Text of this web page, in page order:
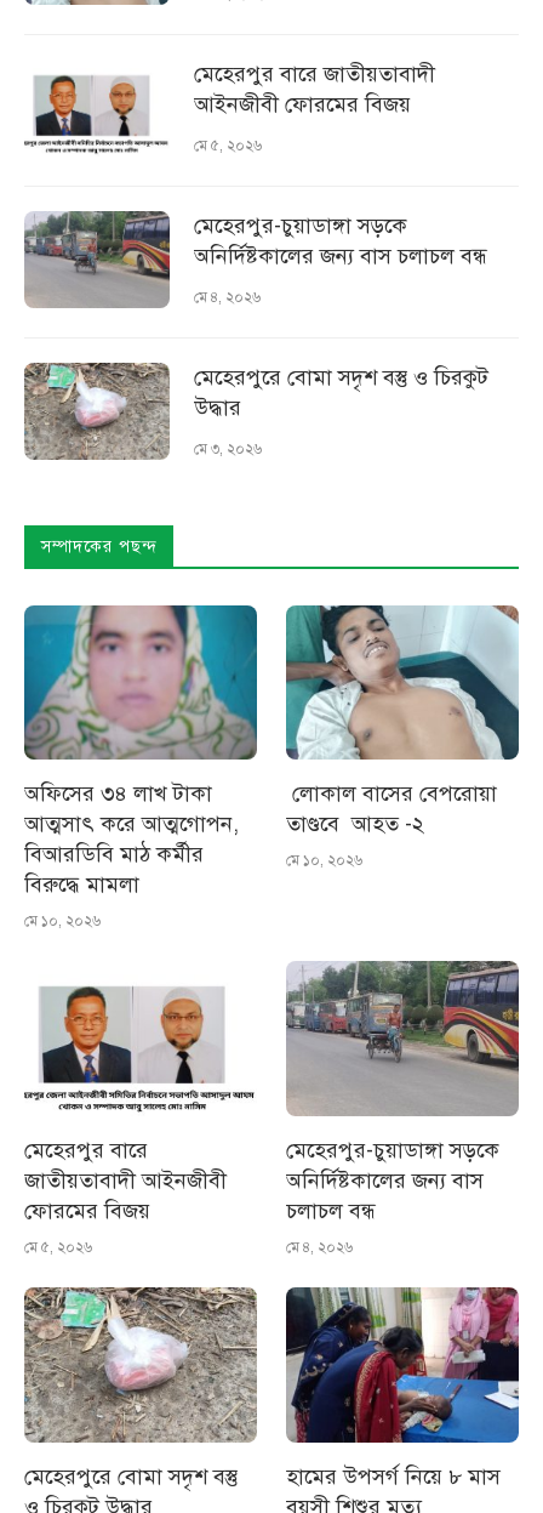
মেহেরপুর বারে জাতীয়তাবাদী
আইনজীবী ফোরমের বিজয়
মে ৫, ২০২৬
মেহেরপুর-চুয়াডাঙ্গা সড়কে
অনির্দিষ্টকালের জন্য বাস চলাচল বন্ধ
মে ৪, ২০২৬
মেহেরপুরে বোমা সদৃশ বস্তু ও চিরকুট
উদ্ধার
মে ৩, ২০২৬
সম্পাদকের পছন্দ
অফিসের ৩৪ লাখ টাকা
আত্মসাৎ করে আত্মগোপন,
বিআরডিবি মাঠ কর্মীর
বিরুদ্ধে মামলা
মে ১০, ২০২৬
লোকাল বাসের বেপরোয়া
তাণ্ডবে আহত -২
মে ১০, ২০২৬
মেহেরপুর বারে
জাতীয়তাবাদী আইনজীবী
ফোরমের বিজয়
মে ৫, ২০২৬
মেহেরপুর-চুয়াডাঙ্গা সড়কে
অনির্দিষ্টকালের জন্য বাস
চলাচল বন্ধ
মে ৪, ২০২৬
মেহেরপুরে বোমা সদৃশ বস্তু
ও চিরকুট উদ্ধার
হামের উপসর্গ নিয়ে ৮ মাস
বয়সী শিশুর মৃত্যু